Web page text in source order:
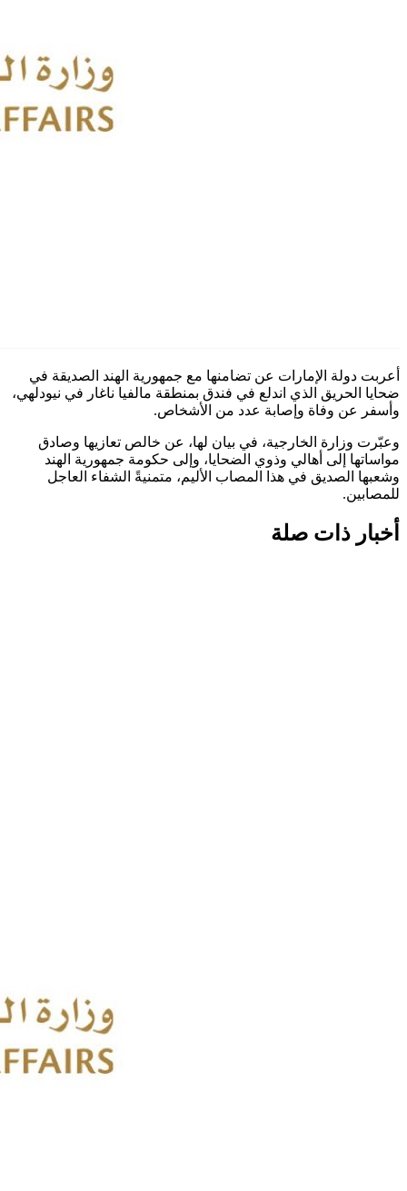
أعربت دولة الإمارات عن تضامنها مع جمهورية الهند الصديقة في
ضحايا الحريق الذي اندلع في فندق بمنطقة مالفيا ناغار في نيودلهي،
وأسفر عن وفاة وإصابة عدد من الأشخاص.
وعبّرت وزارة الخارجية، في بيان لها، عن خالص تعازيها وصادق
مواساتها إلى أهالي وذوي الضحايا، وإلى حكومة جمهورية الهند
وشعبها الصديق في هذا المصاب الأليم، متمنيةً الشفاء العاجل
للمصابين.
أخبار ذات صلة